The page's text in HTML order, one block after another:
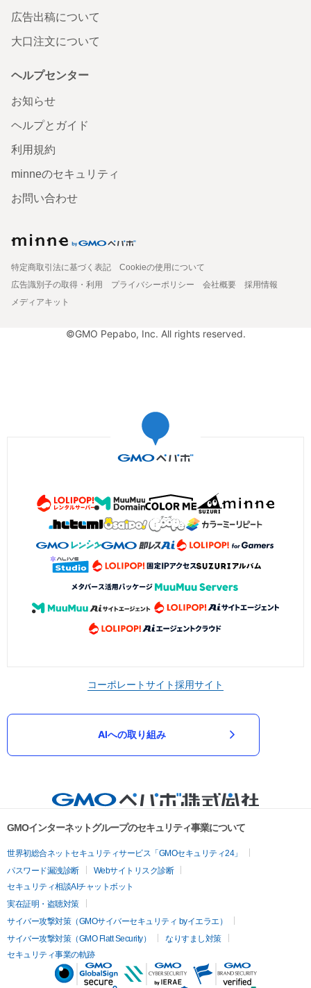
広告出稿について
大口注文について
ヘルプセンター
お知らせ
ヘルプとガイド
利用規約
minneのセキュリティ
お問い合わせ
特定商取引法に基づく表記
Cookieの使用について
広告識別子の取得・利用
プライバシーポリシー 会社概要
採用情報
メディアキット
©GMO Pepabo, Inc. All rights reserved.
コーポレートサイト採用サイト
AIへの取り組み
GMOインターネットグループのセキュリティ事業について
世界初総合ネットセキュリティサービス「GMOセキュリティ24」
パスワード漏洩診断
Webサイトリスク診断
セキュリティ相談AIチャットボット
実在証明・盗聴対策
サイバー攻撃対策（GMOサイバーセキュリティ byイエラエ）
サイバー攻撃対策（GMO Flatt Security）
なりすまし対策
セキュリティ事業の軌跡